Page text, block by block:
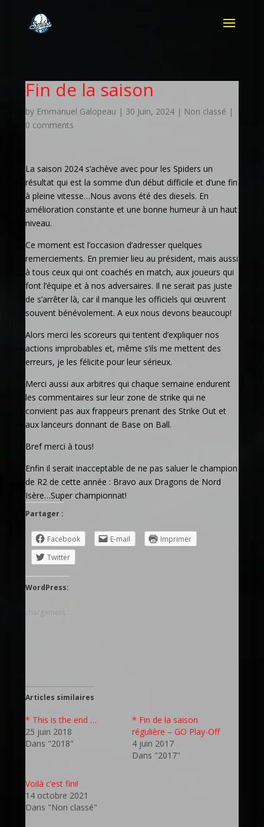
Fin de la saison
by Emmanuel Galopeau | 30 Juin, 2024| Non classé |
0 comments
La saison 2024 s’achève avec pour les Spiders un
résultat qui est la somme d’un début difficile et d’une fin
à pleine vitesse…Nous avons été des diesels. En
amélioration constante et une bonne humeur à un haut
niveau.
Ce moment est l’occasion d’adresser quelques
remerciements. En premier lieu au président, mais aussi
à tous ceux qui ont coachés en match, aux joueurs qui
font l’équipe et à nos adversaires. Il ne serait pas juste
de s’arrêter là, car il manque les officiels qui œuvrent
souvent bénévolement. A eux nous devons beaucoup!
Alors merci les scoreurs qui tentent d’expliquer nos
actions improbables et, même s’ils me mettent des
erreurs, je les félicite pour leur sérieux.
Merci aussi aux arbitres qui chaque semaine endurent
les commentaires sur leur zone de strike qui ne
convient pas aux frappeurs prenant des Strike Out et
aux lanceurs donnant de Base on Ball.
Bref merci à tous!
Enfin il serait inacceptable de ne pas saluer le champion
de R2 de cette année : Bravo aux Dragons de Nord
Isère…Super championnat!
Partager :
Facebook E-mail
Imprimer
Twitter
WordPress:
Articles similaires
* This is the end …
25 juin 2018
Dans "2018"
* Fin de la saison
régulière – GO Play-Off
4 juin 2017
Dans "2017"
Voilà c’est fini!
14 octobre 2021
Dans "Non classé"